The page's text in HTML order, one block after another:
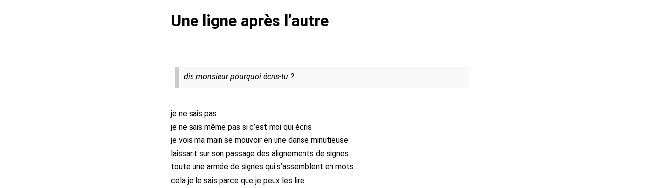
Une ligne après l’autre
dis monsieur pourquoi écris-tu ?
je ne sais pas
je ne sais même pas si c’est moi qui écris
je vois ma main se mouvoir en une danse minutieuse
laissant sur son passage des alignements de signes
toute une armée de signes qui s’assemblent en mots
cela je le sais parce que je peux les lire